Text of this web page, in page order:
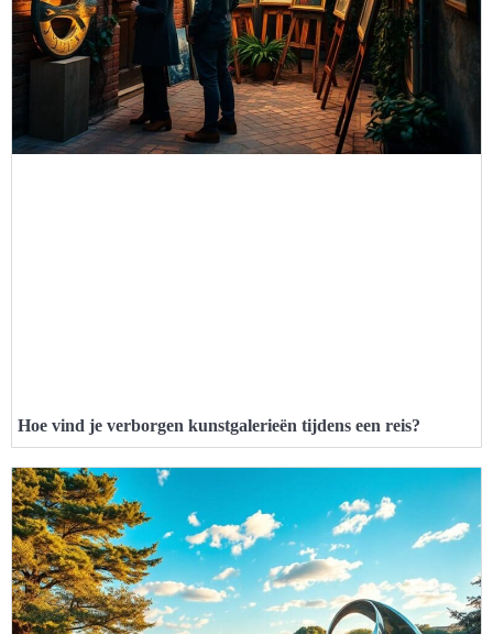
Hoe vind je verborgen kunstgalerieën tijdens een reis?